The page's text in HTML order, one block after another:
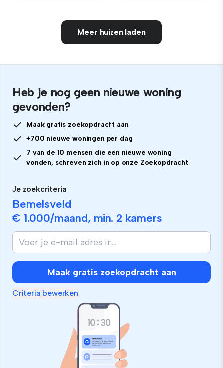
Meer huizen laden
Heb je nog geen nieuwe woning
gevonden?
Maak gratis zoekopdracht aan
+700 nieuwe woningen per dag
7 van de 10 mensen die een nieuwe woning
vonden, schreven zich in op onze Zoekopdracht
Je zoekcriteria
Bemelsveld
€ 1.000/maand, min. 2 kamers
Maak gratis zoekopdracht aan
Criteria bewerken